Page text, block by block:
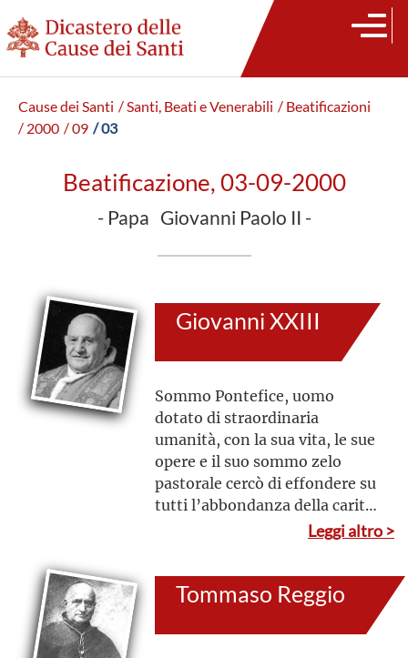
Cause dei Santi / Santi, Beati e Venerabili / Beatificazioni
/ 2000 / 09 / 03
Beatificazione, 03-09-2000
- Papa Giovanni Paolo II -
Giovanni XXIII
Sommo Pontefice, uomo
dotato di straordinaria
umanità, con la sua vita, le sue
opere e il suo sommo zelo
pastorale cercò di effondere su
tutti l’abbondanza della carità
cristiana e di promuovere la
all’efficacia della missione
mondo, convocò il Concilio
Leggi altro >
Tommaso Reggio